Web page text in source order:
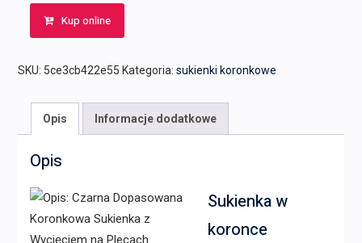
Kup online
SKU: 5ce3cb422e55 Kategoria: sukienki koronkowe
Opis Informacje dodatkowe
Opis
Sukienka w
koronce